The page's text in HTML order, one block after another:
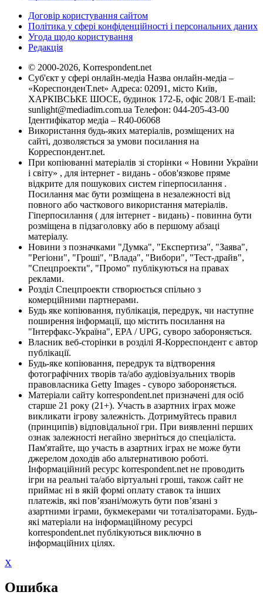
Договір користування сайтом
Політика у сфері конфіденційності і персональних даних
Угода щодо користування
Редакція
© 2000-2026, Korrespondent.net
Суб'єкт у сфері онлайн-медіа Назва онлайн-медіа –
«КореспонденТ.net» Адреса: 02091, місто Київ,
ХАРКІВСЬКЕ ШОСЕ, будинок 172-Б, офіс 208/1 E-mail:
sunlight@mediadim.com.ua Телефон: 044-205-43-00
Ідентифікатор медіа – R40-06068
Використання будь-яких матеріалів, розміщених на
сайті, дозволяється за умови посилання на
Корреспондент.net.
При копіюванні матеріалів зі сторінки « Новини України
і світу» , для інтернет - видань - обов'язкове пряме
відкрите для пошукових систем гіперпосилання .
Посилання має бути розміщена в незалежності від
повного або часткового використання матеріалів.
Гіперпосилання ( для інтернет - видань) - повинна бути
розміщена в підзаголовку або в першому абзаці
матеріалу.
Новини з позначками "Думка", "Експертиза", "Заява",
"Регіони", "Гроші", "Влада", "Вибори", "Тест-драйв",
"Спецпроекти", "Промо" публікуються на правах
реклами.
Розділ Спецпроекти створюється спільно з
комерційними партнерами.
Будь яке копіювання, публікація, передрук, чи наступне
поширення інформації, що містить посилання на
"Інтерфакс-Україна", EPA / UPG, суворо забороняється.
Власник веб-сторінки в розділі Я-Корреспондент є автор
публікації.
Будь-яке копіювання, передрук та відтворення
фотографічних творів та/або аудіовізуальних творів
правовласника Getty Images - суворо забороняється.
Матеріали сайту korrespondent.net призначені для осіб
старше 21 року (21+). Участь в азартних іграх може
викликати ігрову залежність. Дотримуйтесь правил
(принципів) відповідальної гри. При виявленні перших
ознак залежності негайно зверніться до спеціаліста.
Пам'ятайте, що участь в азартних іграх не може бути
джерелом доходів або альтернативою роботі.
Інформаційний ресурс korrespondent.net не проводить
ігри на реальні та/або віртуальні гроші, також сайт не
приймає ні в якій формі оплату ставок та інших
платежів, які пов’язані/можуть бути пов’язані з
азартними іграми, букмекерами чи тоталізаторами. Будь-
які матеріали на інформаційному ресурсі
korrespondent.net публікуються виключно в
інформаційних цілях.
X
Ошибка